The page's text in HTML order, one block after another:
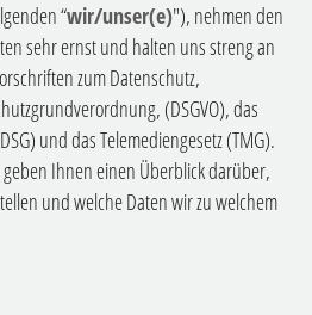
“wir/unser(e)"), nehmen den
sehr ernst und halten uns streng an
zum Datenschutz,
(DSGVO), das
und das Telemediengesetz (TMG).
Ihnen einen Überblick darüber,
und welche Daten wir zu welchem